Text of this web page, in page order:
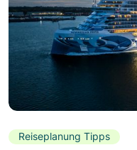
Reiseplanung Tipps